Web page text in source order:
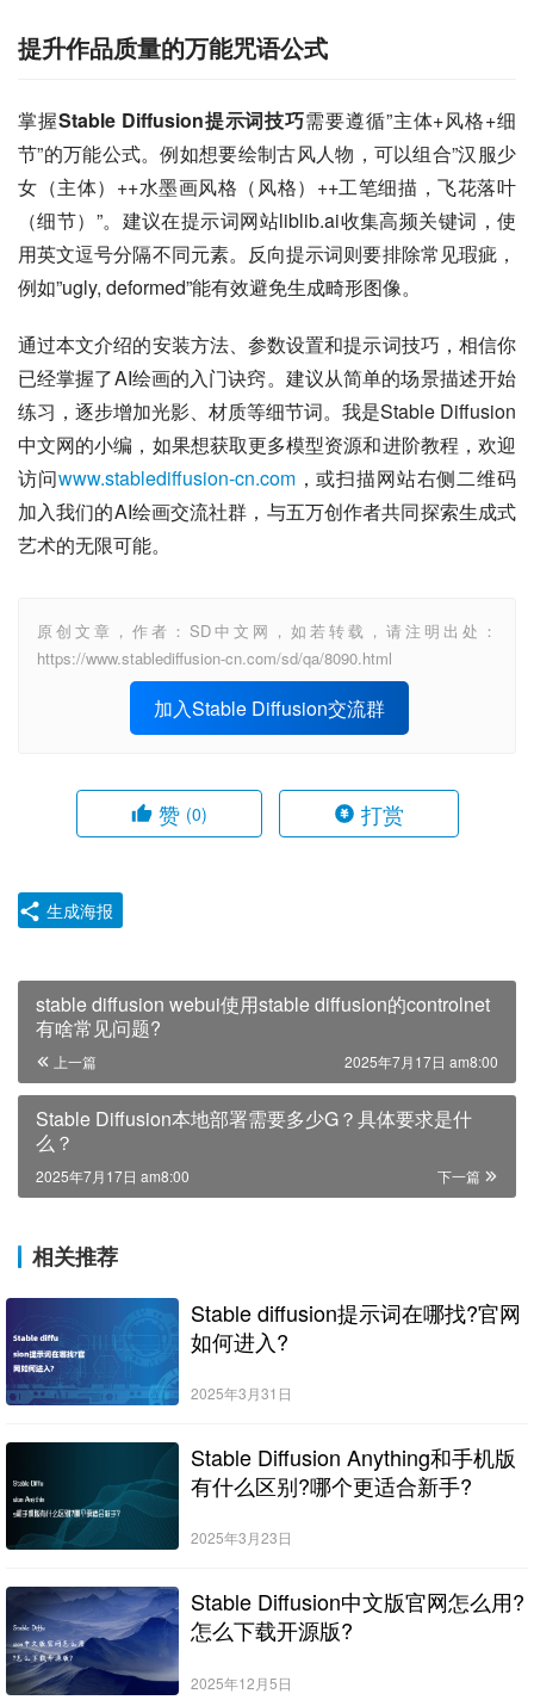
提升作品质量的万能咒语公式
掌握Stable Diffusion提示词技巧需要遵循”主体+风格+细
节”的万能公式。例如想要绘制古风人物，可以组合”汉服少
女（主体）++水墨画风格（风格）++工笔细描，飞花落叶
（细节）”。建议在提示词网站liblib.ai收集高频关键词，使
用英文逗号分隔不同元素。反向提示词则要排除常见瑕疵，
例如”ugly, deformed”能有效避免生成畸形图像。
通过本文介绍的安装方法、参数设置和提示词技巧，相信你
已经掌握了AI绘画的入门诀窍。建议从简单的场景描述开始
练习，逐步增加光影、材质等细节词。我是Stable Diffusion
中文网的小编，如果想获取更多模型资源和进阶教程，欢迎
访问www.stablediffusion-cn.com，或扫描网站右侧二维码
加入我们的AI绘画交流社群，与五万创作者共同探索生成式
艺术的无限可能。
原创文章，作者：SD中文网，如若转载，请注明出处：
https://www.stablediffusion-cn.com/sd/qa/8090.html
加入Stable Diffusion交流群
赞 (0) 打赏
生成海报
stable diffusion webui使用stable diffusion的controlnet
有啥常见问题?
上一篇 2025年7月17日 am8:00
Stable Diffusion本地部署需要多少G？具体要求是什
么？
下一篇
2025年7月17日 am8:00
相关推荐
Stable diffusion提示词在哪找?官网
如何进入?
2025年3月31日
Stable Diffusion Anything和手机版
有什么区别?哪个更适合新手?
2025年3月23日
Stable Diffusion中文版官网怎么用?
怎么下载开源版?
2025年12月5日